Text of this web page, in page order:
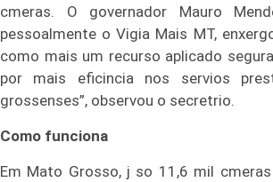
cmeras. O governador Mauro
pessoalmente o Vigia Mais MT,
como mais um recurso aplicado
por mais eficincia nos servios
grossenses”, observou o secretrio.
Como funciona
Em Mato Grosso, j so 11,6 mil